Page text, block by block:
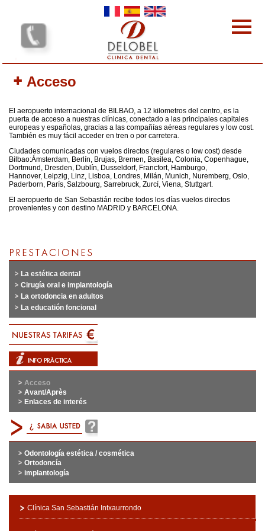
Nuestras prestaciones
Tarifas
Por qué elegirnos
protocolo
Contacto
Su opinión
Sus Comentarios
Acceso
El aeropuerto internacional de BILBAO, a 12 kilometros del centro, es la
puerta de acceso a nuestras clínicas, conectado a las principales capitales
europeas y españolas, gracias a las compañías aéreas regulares y low cost.
También es muy fácil acceder en tren o por carretera.
Ciudades comunicadas con vuelos directos (regulares o low cost) desde
Bilbao:Ámsterdam, Berlín, Brujas, Bremen, Basilea, Colonia, Copenhague,
Dortmund, Dresden, Dublín, Dusseldorf, Francfort, Hamburgo,
Hannover, Leipzig, Linz, Lisboa, Londres, Milán, Munich, Nuremberg, Oslo,
Paderborn, París, Salzbourg, Sarrebruck, Zurcí, Viena, Stuttgart.
El aeropuerto de San Sebastián recibe todos los días vuelos directos
provenientes y con destino MADRID y BARCELONA.
La estética dental
Cirugía oral e implantología
La ortodoncia en adultos
La educatión foncional
Acceso
Avant/Après
Enlaces de interés
Odontología estética / cosmética
Ortodoncía
implantología
Clínica San Sebastián Intxaurrondo